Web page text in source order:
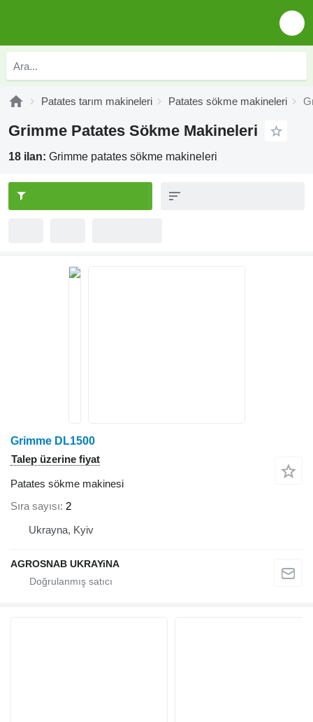
Patates tarım makineleri Patates sökme makineleri
Grimme Patates Sökme Makineleri
18 ilan: Grimme patates sökme makineleri
Grimme DL1500
Talep üzerine fiyat
Patates sökme makinesi
Sıra sayısı 2
Ukrayna, Kyiv
AGROSNAB UKRAYiNA